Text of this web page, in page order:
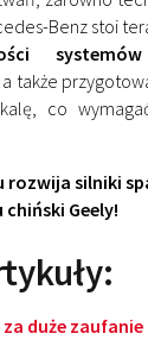
Benz stoi
a także
co
rozwija silniki
chiński Geely!
duże